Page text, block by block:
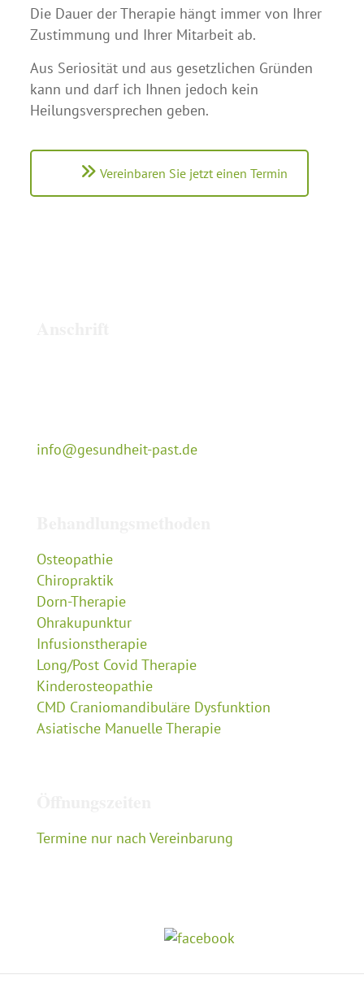
Die Dauer der Therapie hängt immer von Ihrer
Zustimmung und Ihrer Mitarbeit ab.
Aus Seriosität und aus gesetzlichen Gründen
kann und darf ich Ihnen jedoch kein
Heilungsversprechen geben.
Vereinbaren Sie jetzt einen Termin
info@gesundheit-past.de
Osteopathie
Chiropraktik
Dorn-Therapie
Ohrakupunktur
Infusionstherapie
Long/Post Covid Therapie
Kinderosteopathie
CMD Craniomandibuläre Dysfunktion
Asiatische Manuelle Therapie
Termine nur nach Vereinbarung